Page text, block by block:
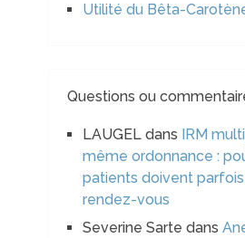
Utilité du Bêta-
Questions ou
LAUGELdans
IRM
même ordonnance :
patients doivent
rendez-vous
Severine Sarte dans